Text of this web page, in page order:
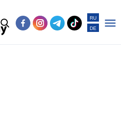
RU
DE